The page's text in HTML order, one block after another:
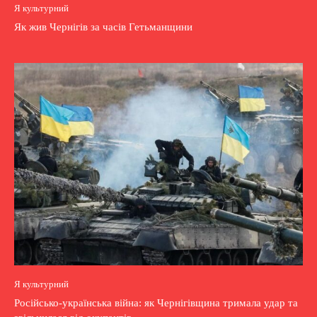
Я культурний
Як жив Чернігів за часів Гетьманщини
Я культурний
Російсько-українська війна: як Чернігівщина тримала удар та